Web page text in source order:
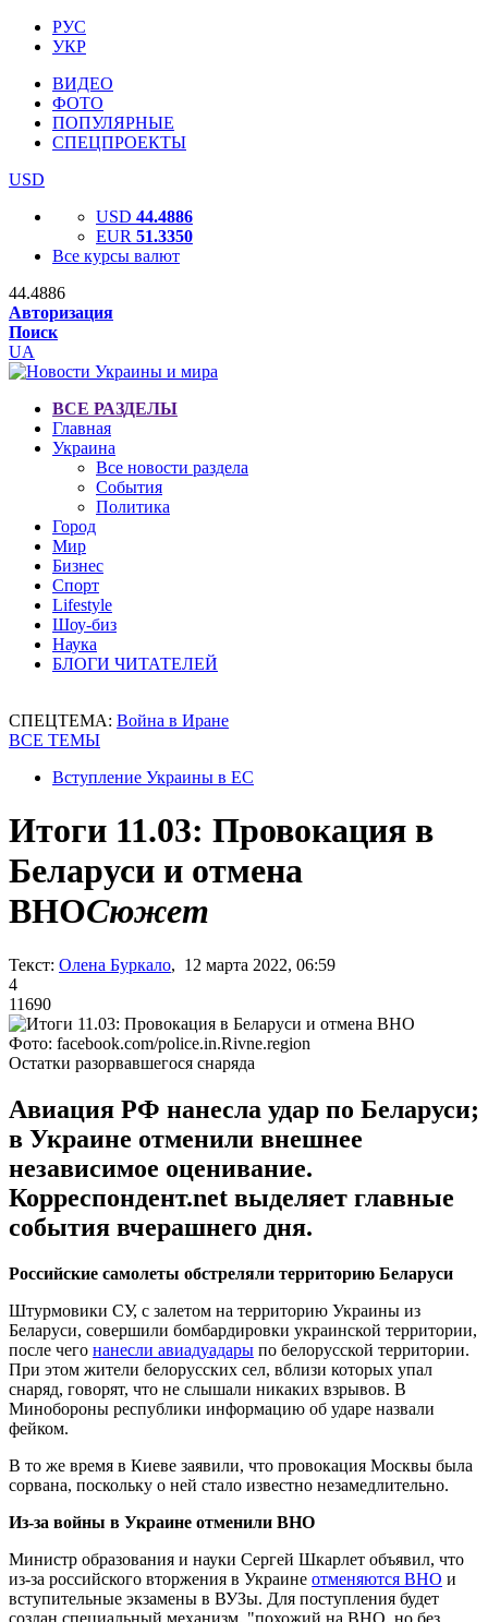
РУС
УКР
ВИДЕО
ФОТО
ПОПУЛЯРНЫЕ
СПЕЦПРОЕКТЫ
USD
USD 44.4886
EUR 51.3350
Все курсы валют
44.4886
Авторизация
Поиск
UA
ВСЕ РАЗДЕЛЫ
Главная
Украина
Все новости раздела
События
Политика
Город
Мир
Бизнес
Спорт
Lifestyle
Шоу-биз
Наука
БЛОГИ ЧИТАТЕЛЕЙ
СПЕЦТЕМА: Война в Иране
ВСЕ ТЕМЫ
Вступление Украины в ЕС
Итоги 11.03: Провокация в
Беларуси и отмена
ВНОСюжет
Текст: Олена Буркало, 12 марта 2022, 06:59
4
11690
Фото: facebook.com/police.in.Rivne.region
Остатки разорвавшегося снаряда
Авиация РФ нанесла удар по Беларуси;
в Украине отменили внешнее
независимое оценивание.
Корреспондент.net выделяет главные
события вчерашнего дня.
Российские самолеты обстреляли территорию Беларуси
Штурмовики СУ, с залетом на территорию Украины из
Беларуси, совершили бомбардировки украинской территории,
после чего нанесли авиадуадары по белорусской территории.
При этом жители белорусских сел, вблизи которых упал
снаряд, говорят, что не слышали никаких взрывов. В
Минобороны республики информацию об ударе назвали
фейком.
В то же время в Киеве заявили, что провокация Москвы была
сорвана, поскольку о ней стало известно незамедлительно.
Из-за войны в Украине отменили ВНО
Министр образования и науки Сергей Шкарлет объявил, что
из-за российского вторжения в Украине отменяются ВНО и
вступительные экзамены в ВУЗы. Для поступления будет
создан специальный механизм, "похожий на ВНО, но без